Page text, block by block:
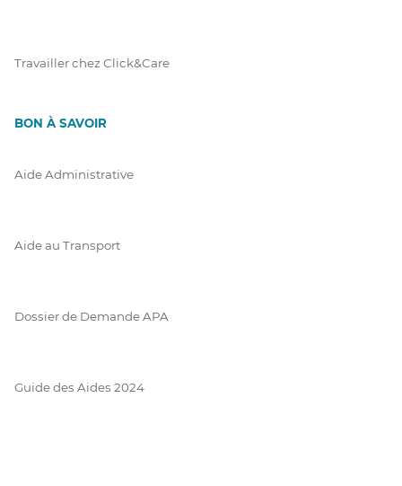
Travailler chez Click&Care
BON À SAVOIR
Aide Administrative
Aide au Transport
Dossier de Demande APA
Guide des Aides 2024